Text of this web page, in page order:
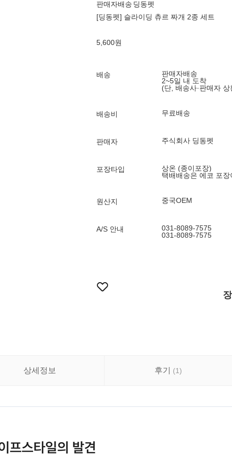
판매자배송 딩동펫
[딩동펫] 슬라이딩 츄르 짜개 2종 세트
5,600원
배송
판매자배송
2~5일 내 도착
(단, 배송사·판매자
배송비 무료배송
판매자 주식회사 딩동펫
포장타입
상온 (종이포장)
택배배송은 에코 포
원산지 중국OEM
A/S 안내
031-8089-7575
031-8089-7575
상세정보 후기 (1)